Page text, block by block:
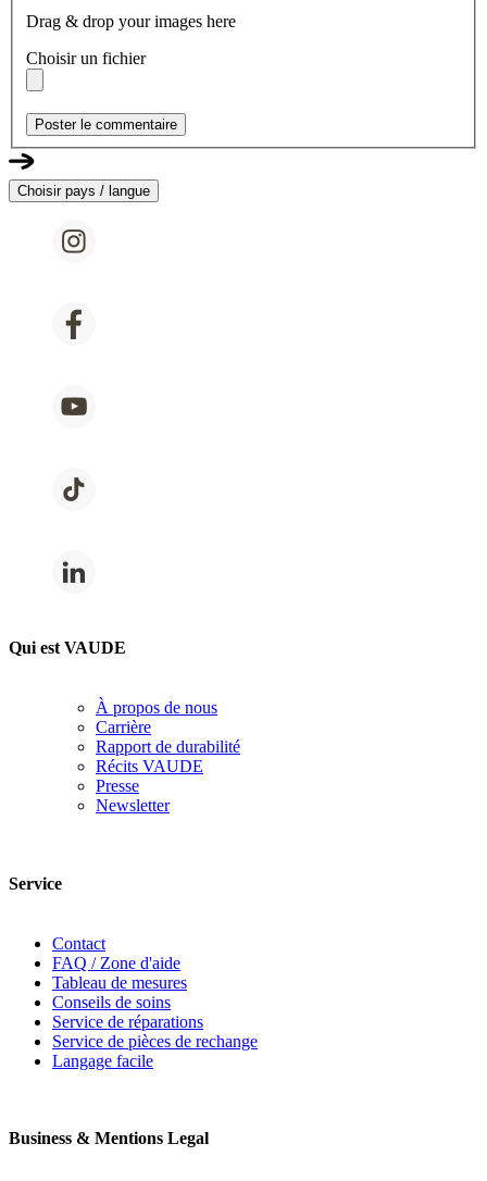
Drag & drop your images here
Choisir un fichier
Poster le commentaire
Choisir pays / langue
Qui est VAUDE
À propos de nous
Carrière
Rapport de durabilité
Récits VAUDE
Presse
Newsletter
Service
Contact
FAQ / Zone d'aide
Tableau de mesures
Conseils de soins
Service de réparations
Service de pièces de rechange
Langage facile
Business & Mentions Legal